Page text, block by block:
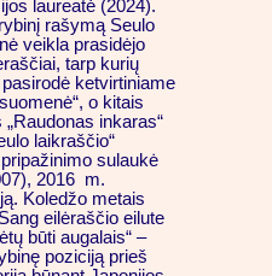
laureatė (2024).
rašymą Seulo
veikla prasidėjo
tarp kurių
pasirodė ketvirtiniame
o kitais
inkaras“
laikraščio“
sulaukė
2016 m.
Koledžo metais
eilėraščio eilute
būti augalais“ –
poziciją prieš